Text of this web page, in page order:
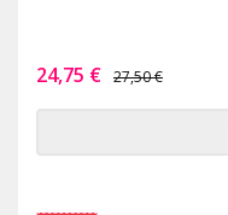
24,75 € 27,50 €